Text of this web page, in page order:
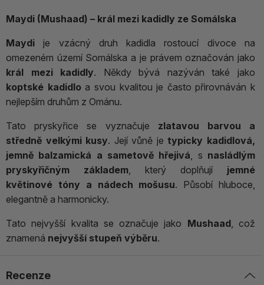
Maydi (Mushaad) – král mezi kadidly ze Somálska
Maydi je vzácný druh kadidla rostoucí divoce na
omezeném území Somálska a je právem označován jako
král mezi kadidly. Někdy bývá nazýván také jako
koptské kadidloa svou kvalitou je často přirovnáván k
nejlepším druhům z Ománu.
Tato pryskyřice se vyznačuje zlatavou barvou a
středně velkými kusy. Její vůně je typicky kadidlová,
jemně balzamická a sametově hřejivá, s nasládlým
pryskyřičným základem, který doplňují jemné
květinové tóny a nádech mošusu. Působí hluboce,
elegantně a harmonicky.
Tato nejvyšší kvalita se označuje jako Mushaad, což
znamená nejvyšší stupeň výběru.
Recenze